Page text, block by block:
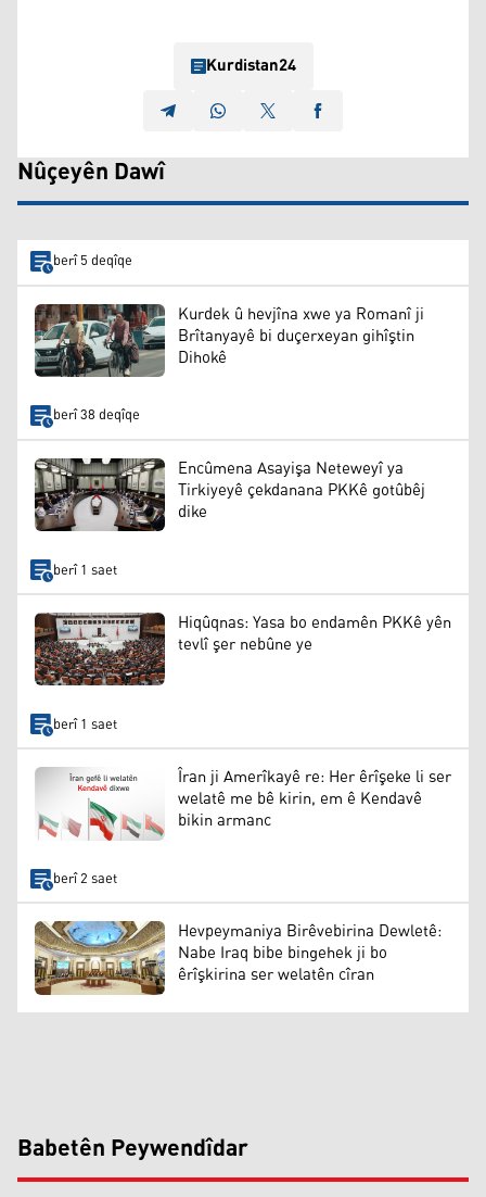
Kurdistan24
Nûçeyên Dawî
berî 5 deqîqe
Kurdek û hevjîna xwe ya Romanî ji
Brîtanyayê bi duçerxeyan gihîştin
Dihokê
berî 38 deqîqe
Encûmena Asayişa Neteweyî ya
Tirkiyeyê çekdanana PKKê gotûbêj
dike
berî 1 saet
Hiqûqnas: Yasa bo endamên PKKê yên
tevlî şer nebûne ye
berî 1 saet
Îran ji Amerîkayê re: Her êrîşeke li ser
welatê me bê kirin, em ê Kendavê
bikin armanc
berî 2 saet
Hevpeymaniya Birêvebirina Dewletê:
Nabe Iraq bibe bingehek ji bo
êrîşkirina ser welatên cîran
Babetên Peywendîdar